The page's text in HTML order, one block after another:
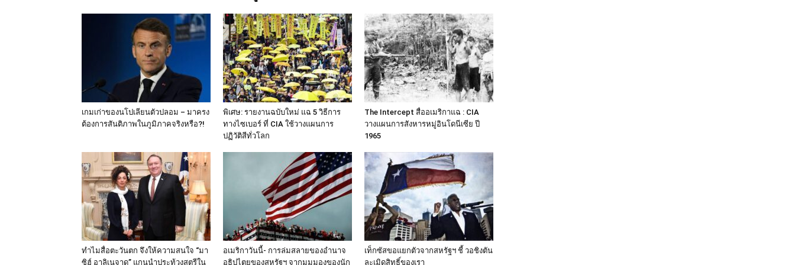
เกมเก่าของนโปเลียนตัวปลอม – มาครง
ต้องการสันติภาพในภูมิภาคจริงหรือ?!
พิเศษ: รายงานฉบับใหม่ แฉ 5 วิธีการ
ทางไซเบอร์ ที่ CIA ใช้วางแผนการ
ปฏิวัติสีทั่วโลก
The Intercept สื่ออเมริกาแฉ : CIA
วางแผนการสังหารหมู่อินโดนีเซีย ปี
1965
ทำไมสื่อตะวันตก จึงให้ความสนใจ “มา
ซิฮ์ อาลิเนจาด” แกนนำประท้วงสตรีใน
อเมริกาวันนี้- การล่มสลายของอำนาจ
อธิปไตยของสหรัฐฯ จากมุมมองของนัก
เท็กซัสขอแยกตัวจากสหรัฐฯ ชี้ วอชิงตัน
ละเมิดสิทธิ์ของเรา